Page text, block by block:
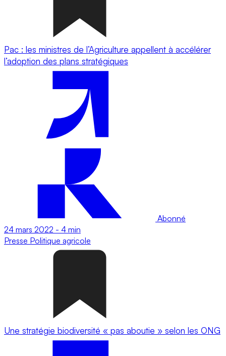
Pac : les ministres de l’Agriculture appellent à accélérer
l’adoption des plans stratégiques
Abonné
24 mars 2022 - 4 min
Presse Politique agricole
Une stratégie biodiversité « pas aboutie » selon les ONG